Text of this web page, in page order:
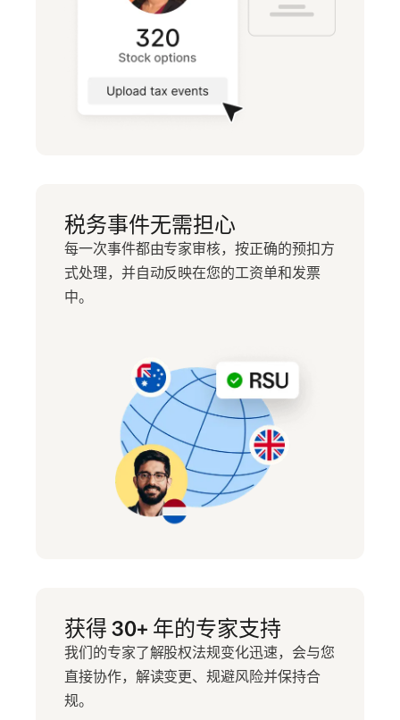
税务事件无需担心
每一次事件都由专家审核，按正确的预扣方
式处理，并自动反映在您的工资单和发票
中。
获得 30+ 年的专家支持
我们的专家了解股权法规变化迅速，会与您
直接协作，解读变更、规避风险并保持合
规。